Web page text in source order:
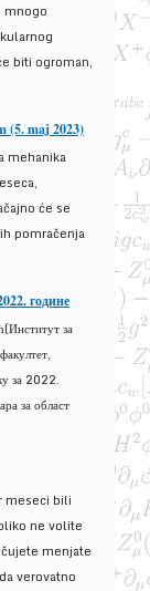
mnogo
biti ogroman,
(5. maj 2023)
mehanika
će se
pomračenja
године
за
за 2022.
за област
meseci bili
ne volite
menjate
verovatno